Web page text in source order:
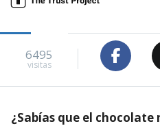
6495
visitas
¿Sabías que el